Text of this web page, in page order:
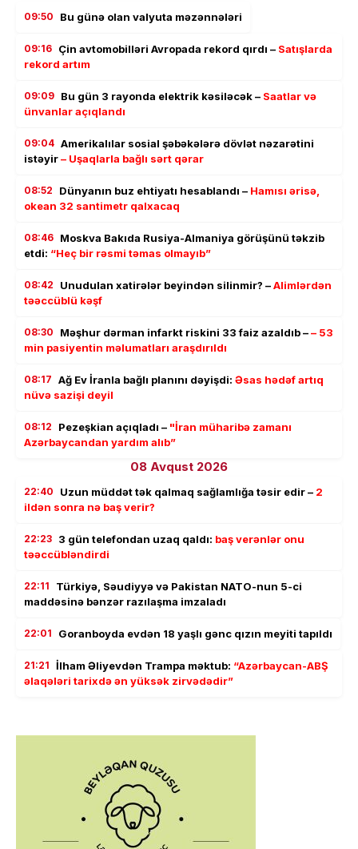
09:50 Bu günə olan valyuta məzənnələri
09:16 Çin avtomobilləri Avropada rekord qırdı – Satışlarda
rekord artım
09:09 Bu gün 3 rayonda elektrik kəsiləcək – Saatlar və
ünvanlar açıqlandı
09:04 Amerikalılar sosial şəbəkələrə dövlət nəzarətini
istəyir– Uşaqlarla bağlı sərt qərar
08:52 Dünyanın buz ehtiyatı hesablandı – Hamısı ərisə,
okean 32 santimetr qalxacaq
08:46 Moskva Bakıda Rusiya-Almaniya görüşünü təkzib
etdi: “Heç bir rəsmi təmas olmayıb”
08:42 Unudulan xatirələr beyindən silinmir? –Alimlərdən
təəccüblü kəşf
08:30 Məşhur dərman infarkt riskini 33 faiz azaldıb –– 53
min pasiyentin məlumatları araşdırıldı
08:17 Ağ Ev İranla bağlı planını dəyişdi: Əsas hədəf artıq
nüvə sazişi deyil
08:12 Pezeşkian açıqladı – "İran müharibə zamanı
Azərbaycandan yardım alıb”
08 Avqust 2026
22:40 Uzun müddət tək qalmaq sağlamlığa təsir edir – 2
ildən sonra nə baş verir?
22:23 3 gün telefondan uzaq qaldı: baş verənlər onu
təəccübləndirdi
22:11
Türkiyə, Səudiyyə və Pakistan NATO-nun 5-ci
maddəsinə bənzər razılaşma imzaladı
22:01 Goranboyda evdən 18 yaşlı gənc qızın meyiti tapıldı
21:21 İlham Əliyevdən Trampa məktub: “Azərbaycan-ABŞ
əlaqələri tarixdə ən yüksək zirvədədir”